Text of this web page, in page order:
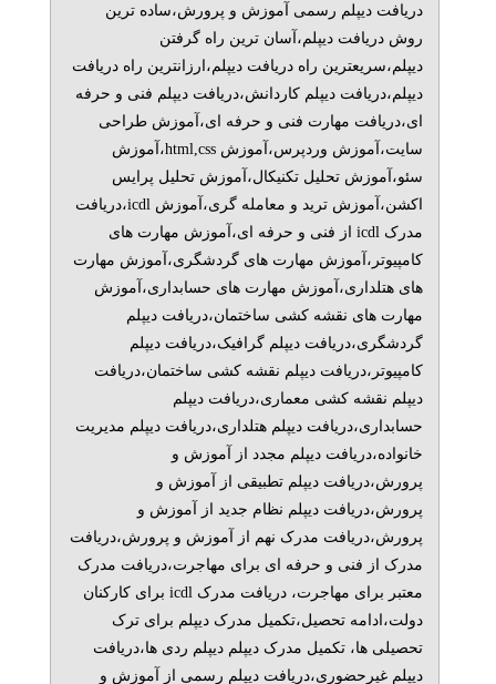
دریافت دیپلم رسمی آموزش و پرورش،ساده ترین
روش دریافت دیپلم،آسان ترین راه گرفتن
دیپلم،سریعترین راه دریافت دیپلم،ارزانترین راه دریافت
دیپلم،دریافت دیپلم کاردانش،دریافت دیپلم فنی و حرفه
ای،دریافت مهارت فنی و حرفه ای،آموزش طراحی
سایت،آموزش وردپرس،آموزش html,css،آموزش
سئو،آموزش تحلیل تکنیکال،آموزش تحلیل پرایس
اکشن،آموزش ترید و معامله گری،آموزش icdl،دریافت
مدرک icdl از فنی و حرفه ای،آموزش مهارت های
کامپیوتر،آموزش مهارت های گردشگری،آموزش مهارت
های هتلداری،آموزش مهارت های حسابداری،آموزش
مهارت های نقشه کشی ساختمان،دریافت دیپلم
گردشگری،دریافت دیپلم گرافیک،دریافت دیپلم
کامپیوتر،دریافت دیپلم نقشه کشی ساختمان،دریافت
دیپلم نقشه کشی معماری،دریافت دیپلم
حسابداری،دریافت دیپلم هتلداری،دریافت دیپلم مدیریت
خانواده،دریافت دیپلم مجدد از آموزش و
پرورش،دریافت دیپلم تطبیقی از آموزش و
پرورش،دریافت دیپلم نظام جدید از آموزش و
پرورش،دریافت مدرک نهم از آموزش و پرورش،دریافت
مدرک از فنی و حرفه ای برای مهاجرت،دریافت مدرک
معتبر برای مهاجرت، دریافت مدرک icdl برای کارکنان
دولت،ادامه تحصیل،تکمیل مدرک دیپلم برای ترک
تحصیلی ها، تکمیل مدرک دیپلم دیپلم ردی ها،دریافت
دیپلم غیرحضوری،دریافت دیپلم رسمی از آموزش و